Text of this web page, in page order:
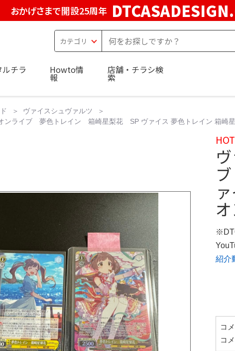
おかげさまで開設25周年
チラ Howto情
報
店舗・チラシ検
索
ヴァイスシュヴァルツ
ライブ 夢色トレイン 箱崎星梨花 SP ヴァイス 夢色トレイン 箱崎星
紹介
コ
コ